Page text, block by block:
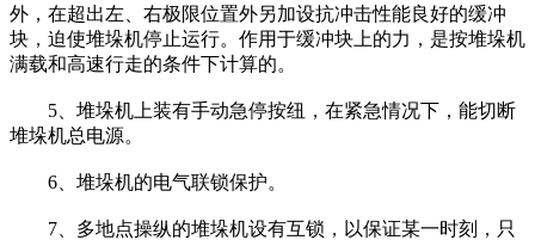
外，在超出左、右极限位置外另加设抗冲击性能良好的缓冲
块，迫使堆垛机停止运行。作用于缓冲块上的力，是按堆垛机
满载和高速行走的条件下计算的。
5、堆垛机上装有手动急停按纽，在紧急情况下，能切断
堆垛机总电源。
6、堆垛机的电气联锁保护。
7、多地点操纵的堆垛机设有互锁，以保证某一时刻，只